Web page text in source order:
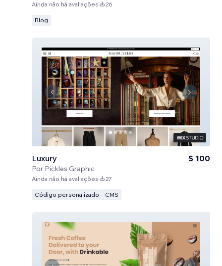
Ainda não há avaliações 26
Blog
Luxury
Por Pickles Graphic
$ 100
Ainda não há avaliações 27
Código personalizado CMS